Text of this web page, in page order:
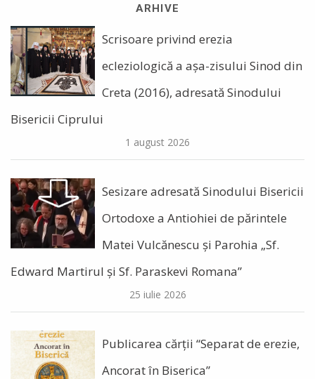
ARHIVE
Scrisoare privind erezia
ecleziologică a așa-zisului Sinod din
Creta (2016), adresată Sinodului
Bisericii Ciprului
1 august 2026
Sesizare adresată Sinodului Bisericii
Ortodoxe a Antiohiei de părintele
Matei Vulcănescu și Parohia „Sf.
Edward Martirul și Sf. Paraskevi Romana”
25 iulie 2026
Publicarea cărții “Separat de erezie,
Ancorat în Biserica”